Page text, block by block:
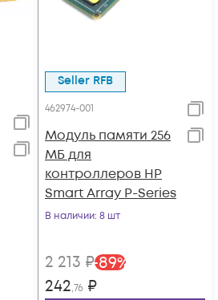
Seller RFB
462974-001
Модуль памяти 256
МБ для
контроллеров HP
Smart Array P-Series
В наличии: 8 шт
2 213 ₽-89%
242,76 ₽